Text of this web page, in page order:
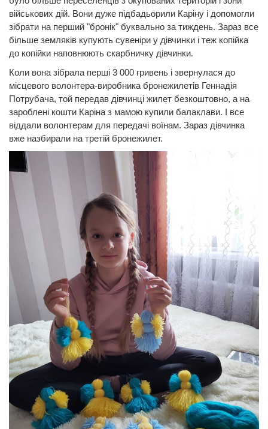
військових дій. Вони дуже підбадьорили Каріну і допомогли
зібрати на перший "бронік" буквально за тиждень. Зараз все
більше земляків купують сувеніри у дівчинки і теж копійка
до копійки наповнюють скарбничку дівчинки.
Коли вона зібрала перші 3 000 гривень і звернулася до
місцевого волонтера-виробника бронежилетів Геннадія
Потрубача, той передав дівчинці жилет безкоштовно, а на
зароблені кошти Каріна з мамою купили балаклави. І все
віддали волонтерам для передачі воїнам. Зараз дівчинка
вже назбирали на третій бронежилет.